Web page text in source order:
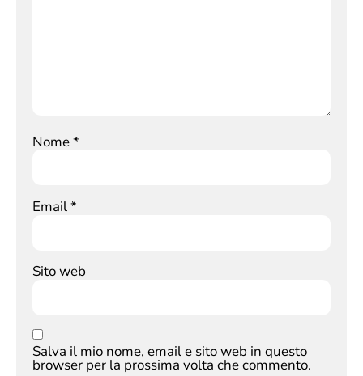
Nome*
Email*
Sito web
Salva il mio nome, email e sito web in questo
browser per la prossima volta che commento.